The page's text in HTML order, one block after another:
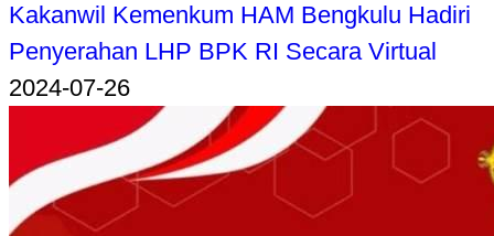
Kakanwil Kemenkum HAM Bengkulu Hadiri
Penyerahan LHP BPK RI Secara Virtual
2024-07-26